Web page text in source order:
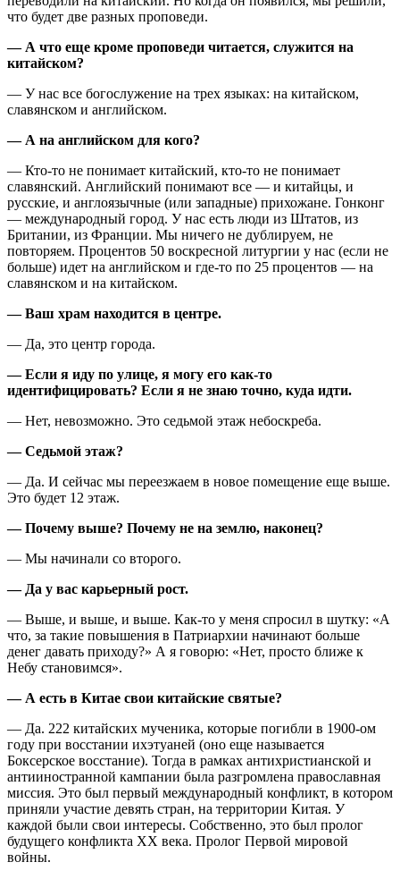
что будет две разных проповеди.
— А что еще кроме проповеди читается, служится на
китайском?
— У нас все богослужение на трех языках: на китайском,
славянском и английском.
— А на английском для кого?
— Кто-то не понимает китайский, кто-то не понимает
славянский. Английский понимают все — и китайцы, и
русские, и англоязычные (или западные) прихожане. Гонконг
— международный город. У нас есть люди из Штатов, из
Британии, из Франции. Мы ничего не дублируем, не
повторяем. Процентов 50 воскресной литургии у нас (если не
больше) идет на английском и где-то по 25 процентов — на
славянском и на китайском.
— Ваш храм находится в центре.
— Да, это центр города.
— Если я иду по улице, я могу его как-то
идентифицировать? Если я не знаю точно, куда идти.
— Нет, невозможно. Это седьмой этаж небоскреба.
— Седьмой этаж?
— Да. И сейчас мы переезжаем в новое помещение еще выше.
Это будет 12 этаж.
— Почему выше? Почему не на землю, наконец?
— Мы начинали со второго.
— Да у вас карьерный рост.
— Выше, и выше, и выше. Как-то у меня спросил в шутку: «А
что, за такие повышения в Патриархии начинают больше
денег давать приходу?» А я говорю: «Нет, просто ближе к
Небу становимся».
— А есть в Китае свои китайские святые?
— Да. 222 китайских мученика, которые погибли в 1900-ом
году при восстании ихэтуаней (оно еще называется
Боксерское восстание). Тогда в рамках антихристианской и
антииностранной кампании была разгромлена православная
миссия. Это был первый международный конфликт, в котором
приняли участие девять стран, на территории Китая. У
каждой были свои интересы. Собственно, это был пролог
будущего конфликта XX века. Пролог Первой мировой
войны.